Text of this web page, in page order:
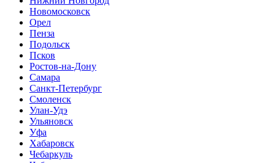
Новомосковск
Орел
Пенза
Подольск
Псков
Ростов-на-Дону
Самара
Санкт-Петербург
Смоленск
Улан-Удэ
Ульяновск
Уфа
Хабаровск
Чебаркуль